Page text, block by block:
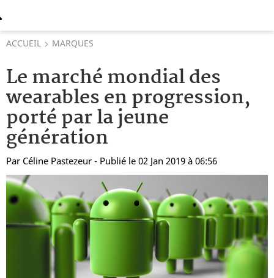
ACCUEIL MARQUES
Le marché mondial des
wearables en progression,
porté par la jeune
génération
Par Céline Pastezeur - Publié le 02 Jan 2019 à 06:56